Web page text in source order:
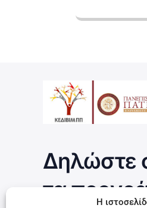
Η
Δηλώστε
τα